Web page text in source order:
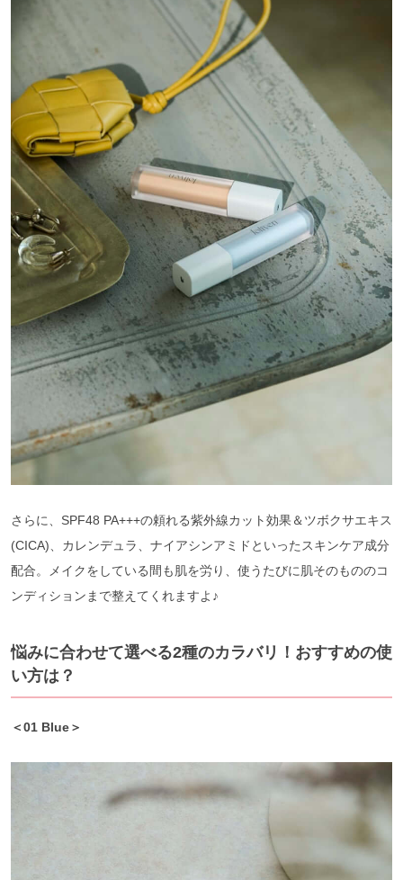
さらに、SPF48 PA+++の頼れる紫外線カット効果＆ツボクサエキス
(CICA)、カレンデュラ、ナイアシンアミドといったスキンケア成分
配合。メイクをしている間も肌を労り、使うたびに肌そのもののコ
ンディションまで整えてくれますよ♪
悩みに合わせて選べる2種のカラバリ！おすすめの使
い方は？
＜01 Blue＞